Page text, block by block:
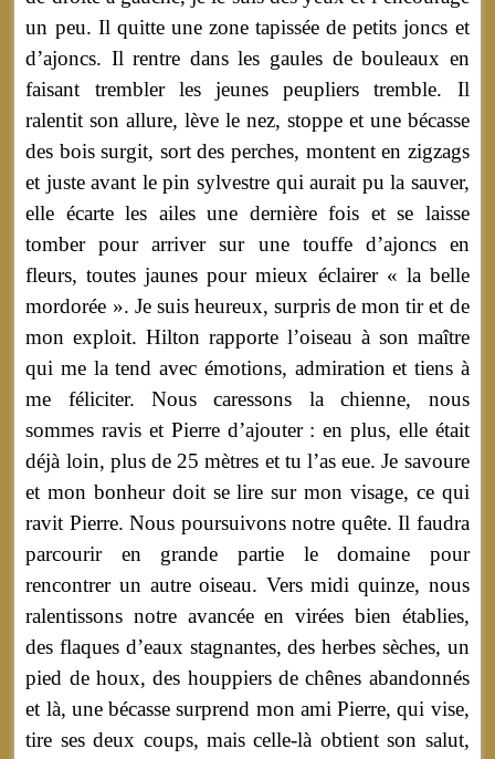
un peu. Il quitte une zone tapissée de petits joncs et
d’ajoncs. Il rentre dans les gaules de bouleaux en
faisant trembler les jeunes peupliers tremble. Il
ralentit son allure, lève le nez, stoppe et une bécasse
des bois surgit, sort des perches, montent en zigzags
et juste avant le pin sylvestre qui aurait pu la sauver,
elle écarte les ailes une dernière fois et se laisse
tomber pour arriver sur une touffe d’ajoncs en
fleurs, toutes jaunes pour mieux éclairer « la belle
mordorée ». Je suis heureux, surpris de mon tir et de
mon exploit. Hilton rapporte l’oiseau à son maître
qui me la tend avec émotions, admiration et tiens à
me féliciter. Nous caressons la chienne, nous
sommes ravis et Pierre d’ajouter : en plus, elle était
déjà loin, plus de 25 mètres et tu l’as eue. Je savoure
et mon bonheur doit se lire sur mon visage, ce qui
ravit Pierre. Nous poursuivons notre quête. Il faudra
parcourir en grande partie le domaine pour
rencontrer un autre oiseau. Vers midi quinze, nous
ralentissons notre avancée en virées bien établies,
des flaques d’eaux stagnantes, des herbes sèches, un
pied de houx, des houppiers de chênes abandonnés
et là, une bécasse surprend mon ami Pierre, qui vise,
tire ses deux coups, mais celle-là obtient son salut,